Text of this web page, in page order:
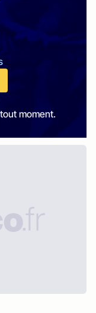
moment.